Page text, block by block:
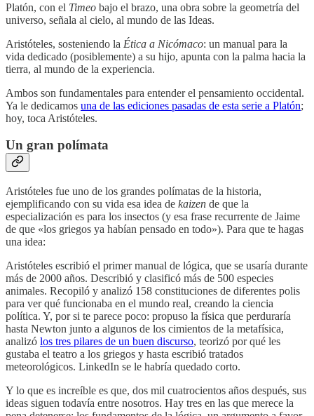
Platón, con el Timeo bajo el brazo, una obra sobre la geometría del
universo, señala al cielo, al mundo de las Ideas.
Aristóteles, sosteniendo la Ética a Nicómaco: un manual para la
vida dedicado (posiblemente) a su hijo, apunta con la palma hacia la
tierra, al mundo de la experiencia.
Ambos son fundamentales para entender el pensamiento occidental.
Ya le dedicamos una de las ediciones pasadas de esta serie a Platón;
hoy, toca Aristóteles.
Un gran polímata
Aristóteles fue uno de los grandes polímatas de la historia,
ejemplificando con su vida esa idea de kaizen de que la
especialización es para los insectos (y esa frase recurrente de Jaime
de que «los griegos ya habían pensado en todo»). Para que te hagas
una idea:
Aristóteles escribió el primer manual de lógica, que se usaría durante
más de 2000 años. Describió y clasificó más de 500 especies
animales. Recopiló y analizó 158 constituciones de diferentes polis
para ver qué funcionaba en el mundo real, creando la ciencia
política. Y, por si te parece poco: propuso la física que perduraría
hasta Newton junto a algunos de los cimientos de la metafísica,
analizó los tres pilares de un buen discurso, teorizó por qué les
gustaba el teatro a los griegos y hasta escribió tratados
meteorológicos. LinkedIn se le habría quedado corto.
Y lo que es increíble es que, dos mil cuatrocientos años después, sus
ideas siguen todavía entre nosotros. Hay tres en las que merece la